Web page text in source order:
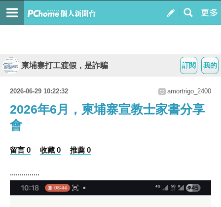
我的
訂閱
柬埔寨打工渡假，是詐騙
2026-06-29 10:22:32 amortrigo_2400
2026年6月，柬埔寨宣教士家書分享
會
留言 0 收藏 0 推薦 0
...............